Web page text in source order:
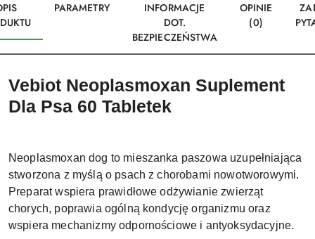
PARAMETRY
INFORMACJE
DOT.
BEZPIECZEŃSTWA
OPINIE
(0)
Vebiot Neoplasmoxan Suplement
Dla Psa 60 Tabletek
Neoplasmoxan dog to mieszanka paszowa uzupełniająca
stworzona z myślą o psach z chorobami nowotworowymi.
Preparat wspiera prawidłowe odżywianie zwierząt
chorych, poprawia ogólną kondycję organizmu oraz
wspiera mechanizmy odpornościowe i antyoksydacyjne.